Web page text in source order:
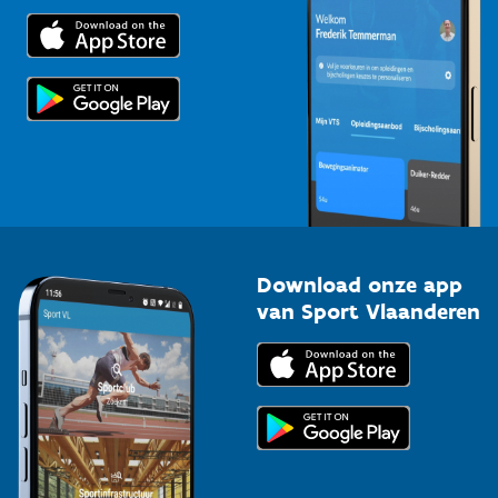
Trainers en begeleiders
Topsporters
Voor de pers
Download onze app
van Sport Vlaanderen